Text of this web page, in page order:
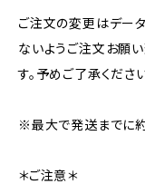
ご注文の変更はデー
ないようご注文お願い
す。予めご了承くださ
※最大で発送までに
＊ご注意＊